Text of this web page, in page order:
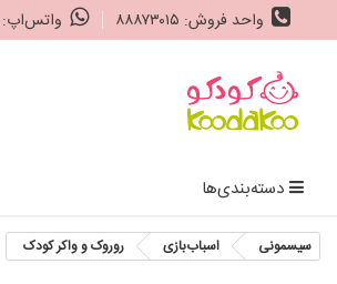
واحد فروش: ۸۸۸۷۳۰۱۵ واتس‌اپ: ۰۹۹۰۵۳۸۸۱۹۱
دسته‌بندی‌ها
سیسمونی اسباب‌بازی روروک و واکر کودک